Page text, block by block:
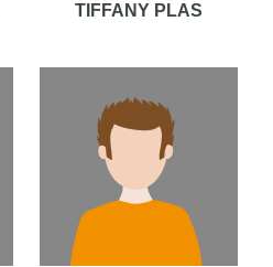
TIFFANY PLAS